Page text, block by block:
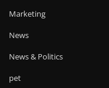
Marketing
News
News & Politics
pet